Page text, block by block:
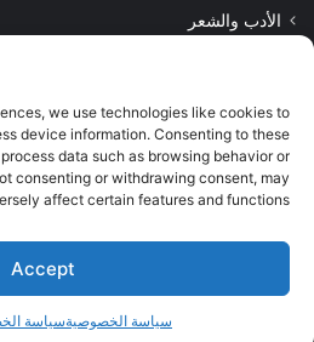
we use technologies like cookies to
device information. Consenting to these
data such as browsing behavior or
consenting or withdrawing consent, may
affect certain features and functions.
Accept
سياسة الخصوصيةسياسة
الأدب والشعر
© حقوق النشر 2026، جميع الحقوق محفوظة
by salehsounbol.com
الرئيسية
من نحن إخلاء مسؤولية
انضم لفريقنا
فيسبوكبينتيريست